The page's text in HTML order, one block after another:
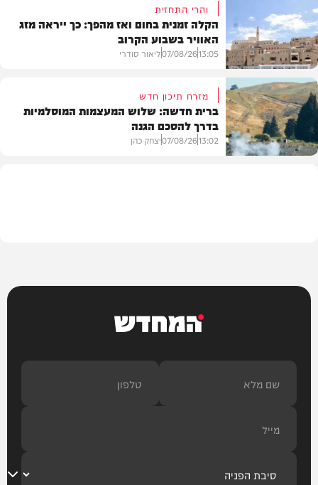
פוליטי
מזג האוויר
והרי התחזית
הקלה זמנית בחום ואז מהפך: כך ייראה מזג
האוויר בשבוע הקרוב
13:05
07/08/26ליאור סודרי
מזרח תיכון חדש
ברית חדשה: שלוש המעצמות המוסלמיות
בדרך להסכם הגנה
13:02
07/08/26יצחק כהן
המחדש